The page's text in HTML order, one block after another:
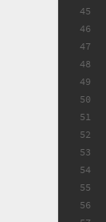
45
46
47
48
49
50
51
52
53
54
55
56